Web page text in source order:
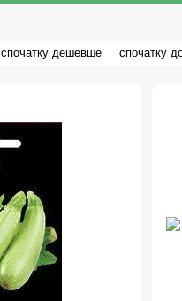
спочатку дешевше спочатку